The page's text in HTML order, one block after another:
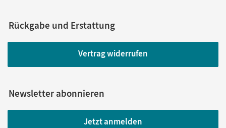
Rückgabe und Erstattung
Vertrag widerrufen
Newsletter abonnieren
Jetzt anmelden